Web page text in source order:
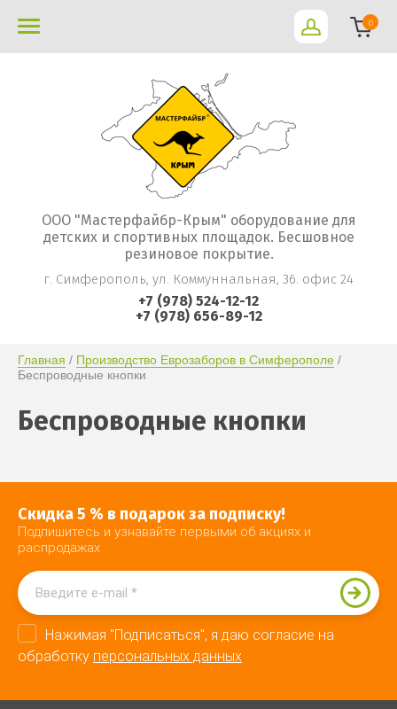
0
ООО "Мастерфайбр-Крым" оборудование для
детских и спортивных площадок. Бесшовное
резиновое покрытие.
г. Симферополь, ул. Коммуннальная, 36. офис 24
+7 (978) 524-12-12
+7 (978) 656-89-12
Главная / Производство Еврозаборов в Симферополе /
Беспроводные кнопки
Беспроводные кнопки
Скидка 5 % в подарок за подписку!
Подпишитесь и узнавайте первыми об акциях и
распродажах
Нажимая "Подписаться", я даю согласие на
обработку персональных данных